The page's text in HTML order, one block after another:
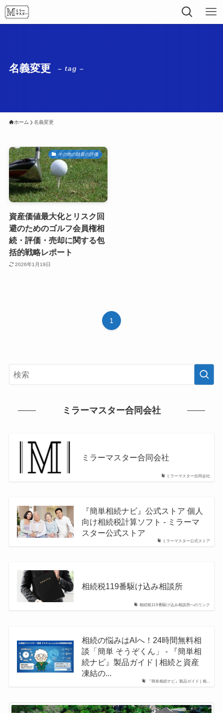
名義変更 – tag –
ホーム 名義変更
その他の財産の評価
資産価値最大化とリスク回
避のためのゴルフ会員権相
続・評価・売却に関する包
括的戦略レポート
2026年1月19日
1
ミラーマスター合同会社
ミラーマスター合同会社
ミラーマスター合同会社
ミラーマスター公式ストア
『簡単相続ナビ』公式ストア 個人
向け相続税計算ソフト - ミラーマ
スター公式ストア
相続税119番駆け込み相談所へのリンク
相続税119番駆け込み相談所
『簡単相続ナビ』製品ガイド | 相...
相続の悩みはAIへ！24時間無料相
談「簡単 そうぞくん」 - 『簡単相
続ナビ』製品ガイド | 相続と資産
凍結の...